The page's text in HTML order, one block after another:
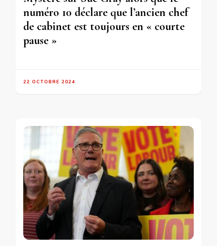
numéro 10 déclare que l’ancien chef
de cabinet est toujours en « courte
pause »
22 OCTOBRE 2024